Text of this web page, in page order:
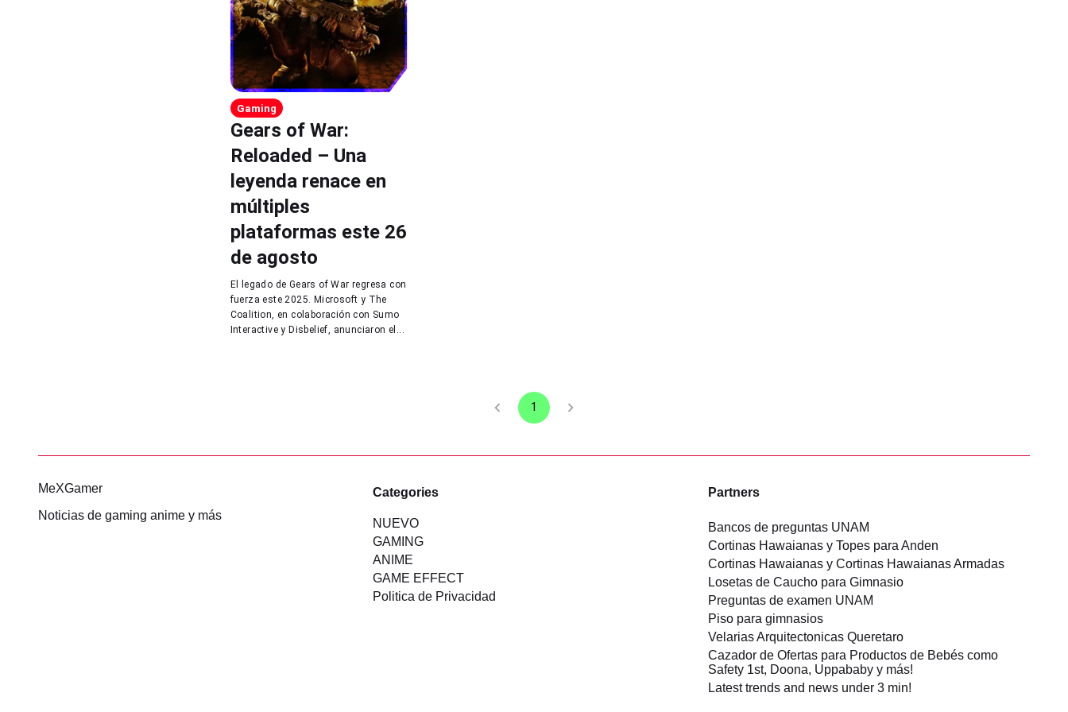
Gaming
Gears of War:
Reloaded – Una
leyenda renace en
múltiples
plataformas este 26
de agosto
El legado de Gears of War regresa con
fuerza este 2025. Microsoft y The
Coalition, en colaboración con Sumo
Interactive y Disbelief, anunciaron el...
1
MeXGamer
Noticias de gaming anime y más
Categories
NUEVO
GAMING
ANIME
GAME EFFECT
Politica de Privacidad
Partners
Bancos de preguntas UNAM
Cortinas Hawaianas y Topes para Anden
Cortinas Hawaianas y Cortinas Hawaianas Armadas
Losetas de Caucho para Gimnasio
Preguntas de examen UNAM
Piso para gimnasios
Velarias Arquitectonicas Queretaro
Cazador de Ofertas para Productos de Bebés como
Safety 1st, Doona, Uppababy y más!
Latest trends and news under 3 min!